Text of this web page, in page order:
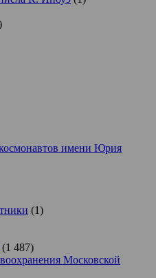
имени Юрия
(1)
(1 487)
Московской